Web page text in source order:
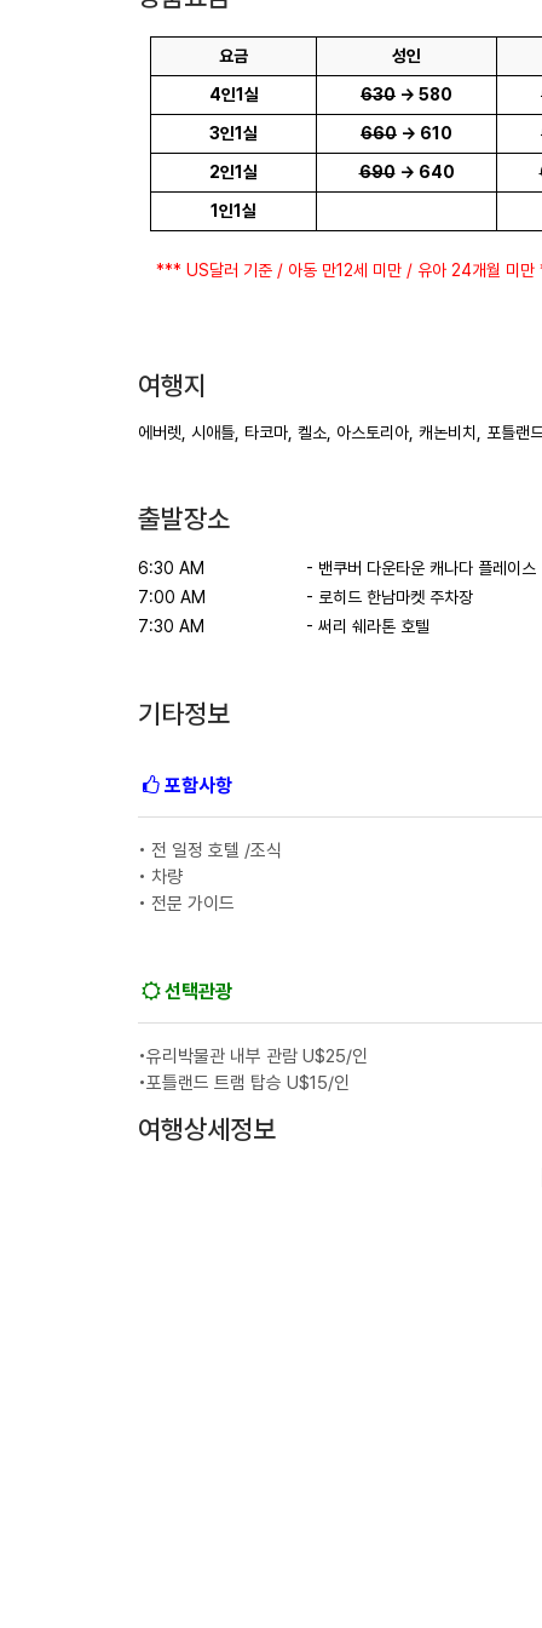
요금 성인
4인1실
630 -> 580
3인1실
660 -> 610
2인1실
690-> 640
1인1실
*** US달러 기준 / 아동 만12세 미만 / 유아 24개월 미
여행지
에버렛, 시애틀, 타코마, 켈소, 아스토리아, 캐논비치, 포틀랜
출발장소
6:30 AM - 밴쿠버 다운타운 캐나다 플레이스
7:00 AM
- 로히드 한남마켓 주차장
7:30 AM
- 써리 쉐라톤 호텔
기타정보
포함사항
• 전 일정 호텔 /조식
• 차량
• 전문 가이드
선택관광
•유리박물관 내부 관람 U$25/인
•포틀랜드 트램 탑승 U$15/인
여행상세정보